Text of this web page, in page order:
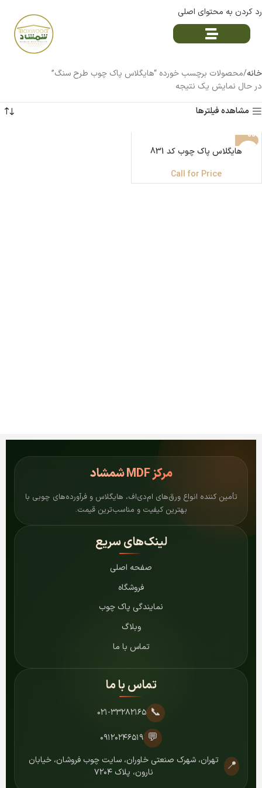
رد کردن به محتوای اصلی
خانه محصولات برچسب خورده “هایگلاس پاک چوب طرح سنگ”
در حال نمایش یک نتیجه
مشاهده فیلترها
هایگلاس پاک چوب کد 831
Call for Price
مرکزMDF شمشاد
تأمین کننده انواع ورق‌های ام‌دی‌اف، هایگلاس و فرآورده‌های چوبی با
بهترین کیفیت و مناسب‌ترین قیمت.
لینک‌های سریع
صفحه اصلی
فروشگاه
نمایندگی پاک چوب
وبلاگ
تماس با ما
تماس با ما
📞 ۰۲۱-۳۳۲۸۲۱۶۵
💬 ۰۹۱۲۰۲۴۶۵۱۹
📍
تهران، شهرک صنعتی خاوران، سایت چوب فروشان، خیابان
نارون، پلاک ۷۲۰۴